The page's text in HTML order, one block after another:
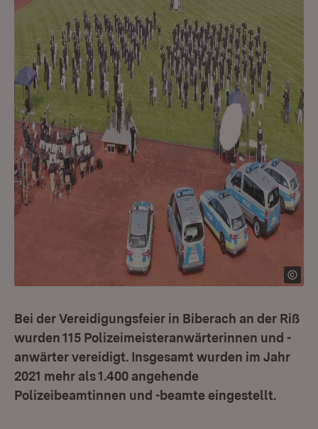
Bei der Vereidigungsfeier in Biberach an der Riß
wurden 115 Polizeimeisteranwärterinnen und -
anwärter vereidigt. Insgesamt wurden im Jahr
2021 mehr als 1.400 angehende
Polizeibeamtinnen und -beamte eingestellt.